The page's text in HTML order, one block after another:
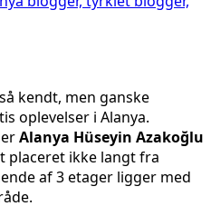
kendt, men ganske
oplevelser i Alanya.
Alanya Hüseyin Azakoğlu
placeret ikke langt fra
af 3 etager ligger med